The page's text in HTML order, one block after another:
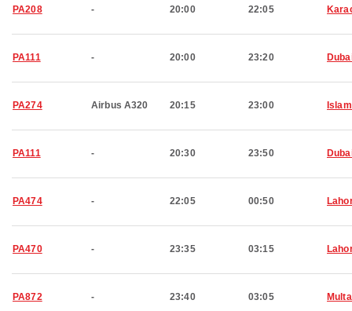
PA208 - 20:00 22:05
PA111 - 20:00 23:20
PA274 Airbus A320 20:15 23:00
PA111 - 20:30 23:50
PA474 - 22:05 00:50
PA470 - 23:35 03:15
PA872 - 23:40 03:05